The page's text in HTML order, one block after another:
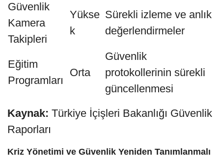
Güvenlik
Kamera
Takipleri
Yükse
k
Sürekli izleme ve anlık
değerlendirmeler
Eğitim
Programları
Orta
Güvenlik
protokollerinin sürekli
güncellenmesi
Kaynak: Türkiye İçişleri Bakanlığı Güvenlik
Raporları
Kriz Yönetimi ve Güvenlik Yeniden Tanımlanmalı